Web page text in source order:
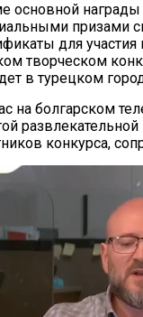
основной
призами
для
творческом
в турецком
на болгарском
конкурса,